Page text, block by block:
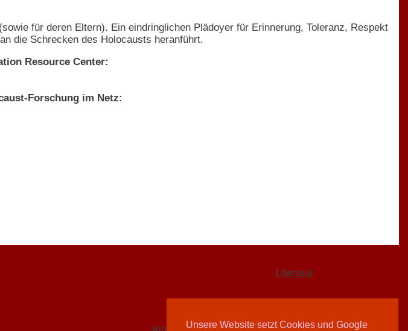
Unsere Website setzt Cookies und Google
für deren Eltern). Ein eindringlichen Plädoyer für Erinnerung, Toleranz, Respekt
die Schrecken des Holocausts heranführt.
Resource Center:
Forschung im Netz:
Literatur